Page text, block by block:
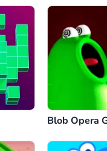
Blob Opera